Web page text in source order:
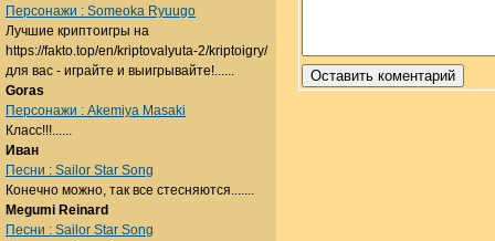
Персонажи : Someoka Ryuugo
Лучшие криптоигры на
https://fakto.top/en/kriptovalyuta-2/kriptoigry/
для вас - играйте и выигрывайте!......
Goras
Персонажи : Akemiya Masaki
Класс!!!......
Иван
Песни : Sailor Star Song
Конечно можно, так все стесняются.......
Megumi Reinard
Песни : Sailor Star Song